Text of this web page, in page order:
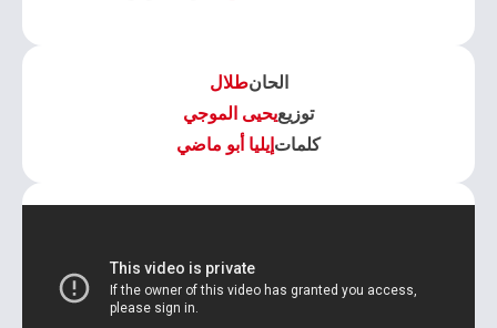
الحانطلال
توزيعيحيى الموجي
كلمات إيليا أبو ماضي